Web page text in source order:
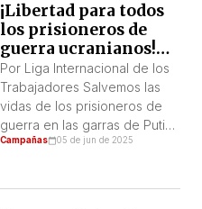
televisivo y un extenso
artículo a analizar la
propuesta de Donald Trump a
Vladimir Putin de establecer
un “acuerdo de paz” que
ponga fin a la guerra entre
Ucrania y […]
¡Libertad para todos
los prisioneros de
guerra ucranianos!
¡Libertad a Denys
Matsola y Vladislav
Zhuravlev!
Por Liga Internacional de los
Trabajadores Salvemos las
vidas de los prisioneros de
guerra en las garras de Putin
Durante la agresión
Campañas 05 de jun de 2025